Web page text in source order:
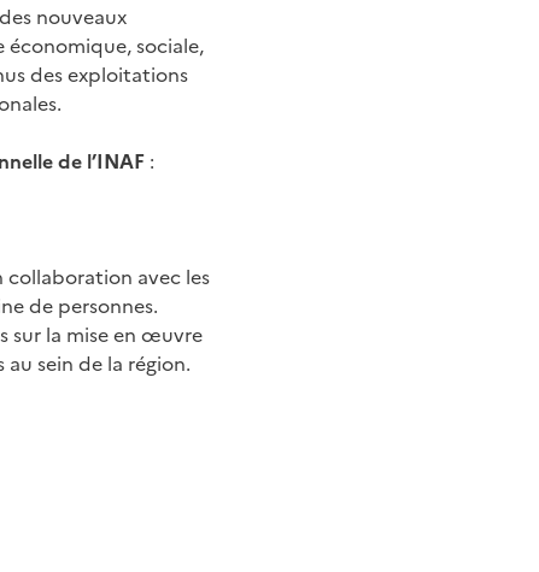
nouveaux
sociale,
des exploitations
de l’INAF:
collaboration avec les
de personnes.
sur la mise en œuvre
sein de la région.